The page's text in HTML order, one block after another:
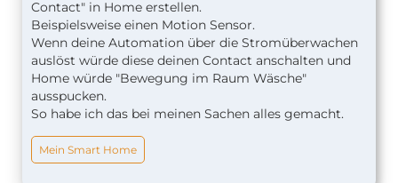
Contact" in Home erstellen.
Beispielsweise einen Motion Sensor.
Wenn deine Automation über die Stromüberwachen
auslöst würde diese deinen Contact anschalten und
Home würde "Bewegung im Raum Wäsche"
ausspucken.
So habe ich das bei meinen Sachen alles gemacht.
Mein Smart Home